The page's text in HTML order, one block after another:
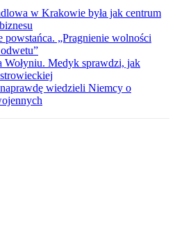
w Krakowie była jak centrum
powstańca. „Pragnienie wolności
Wołyniu. Medyk sprawdzi, jak
wiedzieli Niemcy o